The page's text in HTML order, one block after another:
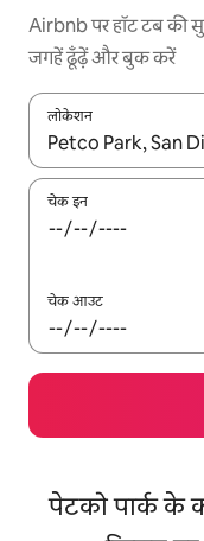
Airbnb पर हॉट टब की
जगहें ढूँढ़ें और बुक करें
लोकेशन
नतीजों के उपलब्ध होने
चेक इन
चेक आउट
पेटको पार्क के